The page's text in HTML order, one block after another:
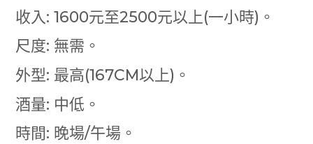
收入: 1600元至2500元以上(一小時)。
尺度: 無需。
外型: 最高(167CM以上)。
酒量: 中低。
時間: 晚場/午場。